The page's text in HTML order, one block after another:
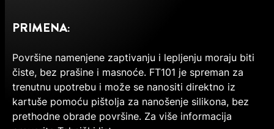
PRIMENA:
Površine namenjene zaptivanju i lepljenju moraju biti
čiste, bez prašine i masnoće. FT101 je spreman za
trenutnu upotrebu i može se nanositi direktno iz
kartuše pomoću pištolja za nanošenje silikona, bez
prethodne obrade površine. Za više informacija